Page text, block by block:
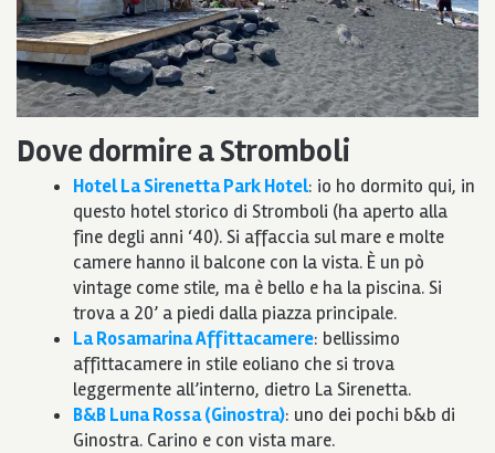
Dove dormire a Stromboli
Hotel La Sirenetta Park Hotel: io ho dormito qui, in
questo hotel storico di Stromboli (ha aperto alla
fine degli anni ‘40). Si affaccia sul mare e molte
camere hanno il balcone con la vista. È un pò
vintage come stile, ma è bello e ha la piscina. Si
trova a 20’ a piedi dalla piazza principale.
La Rosamarina Affittacamere: bellissimo
affittacamere in stile eoliano che si trova
leggermente all’interno, dietro La Sirenetta.
B&B Luna Rossa (Ginostra): uno dei pochi b&b di
Ginostra. Carino e con vista mare.